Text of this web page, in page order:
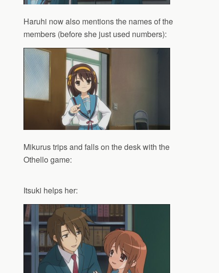
Haruhi now also mentions the names of the
members (before she just used numbers):
Mikurus trips and falls on the desk with the
Othello game:
Itsuki helps her: